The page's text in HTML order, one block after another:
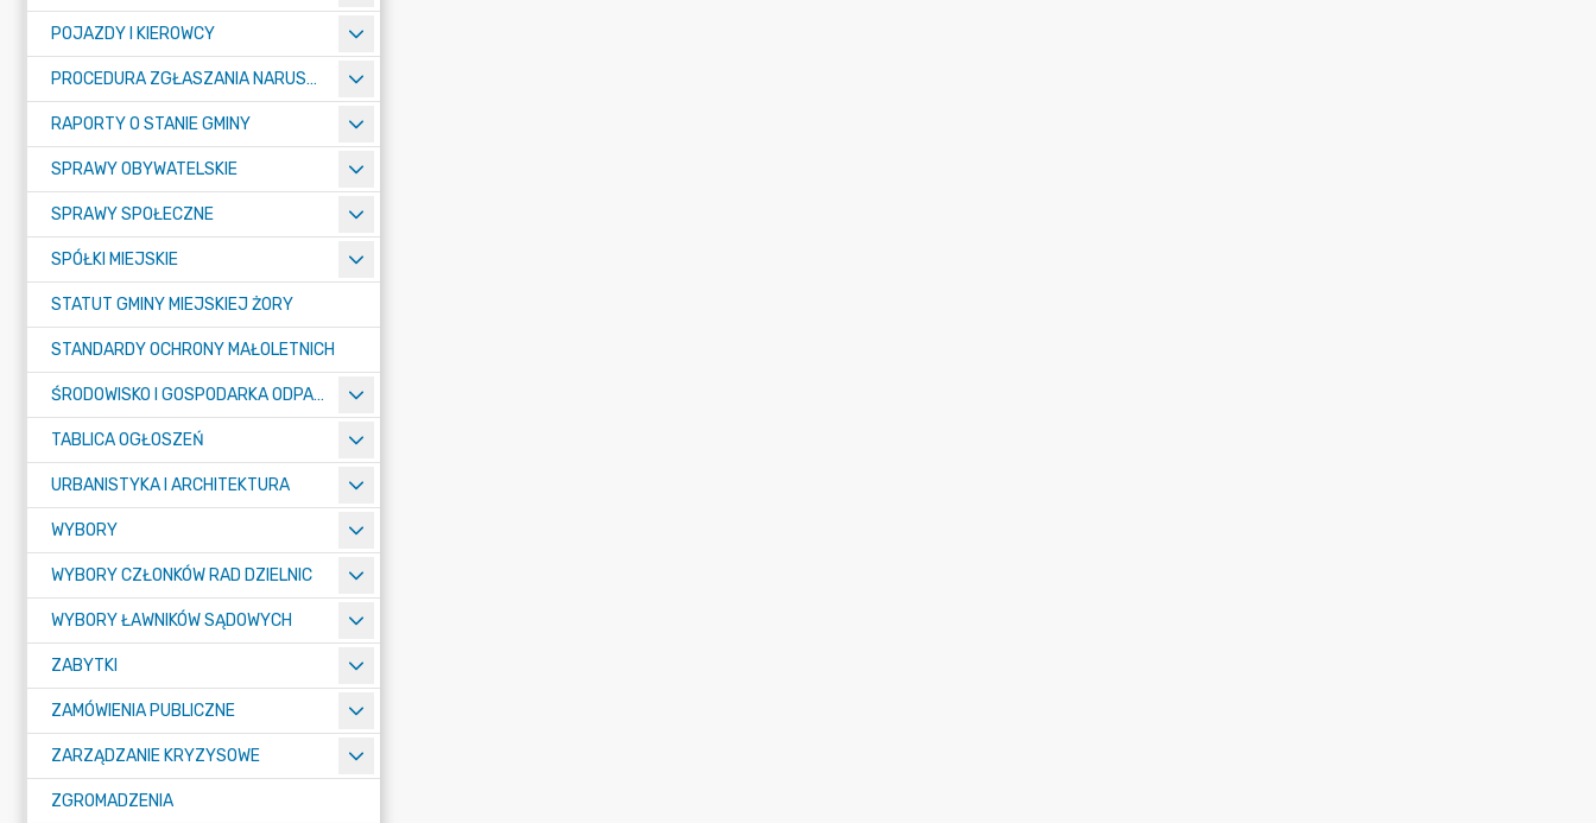
POJAZDY I KIEROWCY
PROCEDURA ZGŁASZANIA NARUSZEŃ PRAWA
RAPORTY O STANIE GMINY
SPRAWY OBYWATELSKIE
SPRAWY SPOŁECZNE
SPÓŁKI MIEJSKIE
STATUT GMINY MIEJSKIEJ ŻORY
STANDARDY OCHRONY MAŁOLETNICH
ŚRODOWISKO I GOSPODARKA ODPADAMI
TABLICA OGŁOSZEŃ
URBANISTYKA I ARCHITEKTURA
WYBORY
WYBORY CZŁONKÓW RAD DZIELNIC
WYBORY ŁAWNIKÓW SĄDOWYCH
ZABYTKI
ZAMÓWIENIA PUBLICZNE
ZARZĄDZANIE KRYZYSOWE
ZGROMADZENIA